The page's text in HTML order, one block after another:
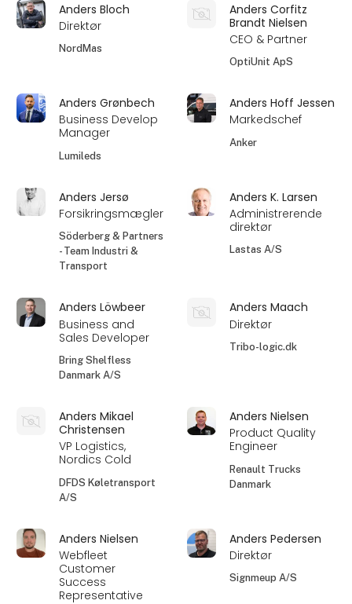
Anders Bloch
Direktør
NordMas
Anders Corfitz
Brandt Nielsen
CEO & Partner
OptiUnit ApS
Anders Grønbech
Business Develop
Manager
Lumileds
Anders Hoff Jessen
Markedschef
Anker
Anders Jersø
Forsikringsmægler
Söderberg & Partners
- Team Industri &
Transport
Anders K. Larsen
Administrerende
direktør
Lastas A/S
Anders Löwbeer
Business and
Sales Developer
Bring Shelfless
Danmark A/S
Anders Maach
Direktør
Tribo-logic.dk
Anders Mikael
Christensen
VP Logistics,
Nordics Cold
DFDS Køletransport
A/S
Anders Nielsen
Product Quality
Engineer
Renault Trucks
Danmark
Anders Nielsen
Webfleet
Customer
Success
Representative
Anders Pedersen
Direktør
Signmeup A/S